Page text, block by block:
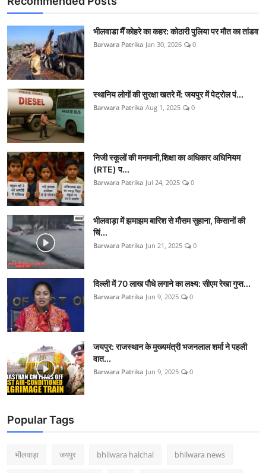
भीलवाडा मैँ कोहरे का कहर: कोठारी पुलिया पर मौत का तांडव
Barwara Patrika Jan 30, 2026 0
स्थानिय लोगों की सुरक्षा खतरे में: जयपुर में पेट्रोल पं...
Barwara Patrika Aug 1, 2025 0
निजी स्कूलों की मनमानी,शिक्षा का अधिकार अधिनियम
(RTE) प...
Barwara Patrika Jul 24, 2025 0
भीलवाड़ा में झमाझम बारिश से मौसम सुहाना, किसानों की
चिं...
Barwara Patrika Jun 21, 2025 0
दिल्ली में 70 लाख पौधे लगाने का लक्ष्य: सीएम रेखा गुप्त...
Barwara Patrika Jun 9, 2025 0
जयपुर: राजस्थान के मुख्यमंत्री भजनलाल शर्मा ने पहली
वात...
Barwara Patrika Jun 9, 2025 0
Popular Tags
भीलवाड़ा जयपुर bhilwara halchal bhilwara news